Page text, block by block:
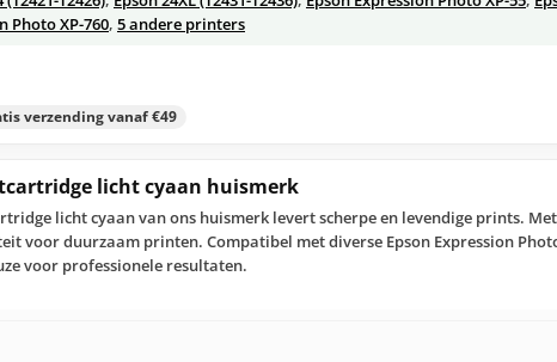
Photo XP-760, 5 andere printers
verzending vanaf €49
licht cyaan huismerk
licht cyaan van ons huismerk levert scherpe en levendige prints.
voor duurzaam printen. Compatibel met diverse Epson Expression
voor professionele resultaten.